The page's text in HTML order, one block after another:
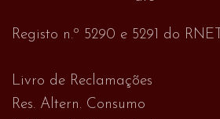
Registo n.º 5290 e 5291 do RNET
Livro de Reclamações
Res. Altern. Consumo